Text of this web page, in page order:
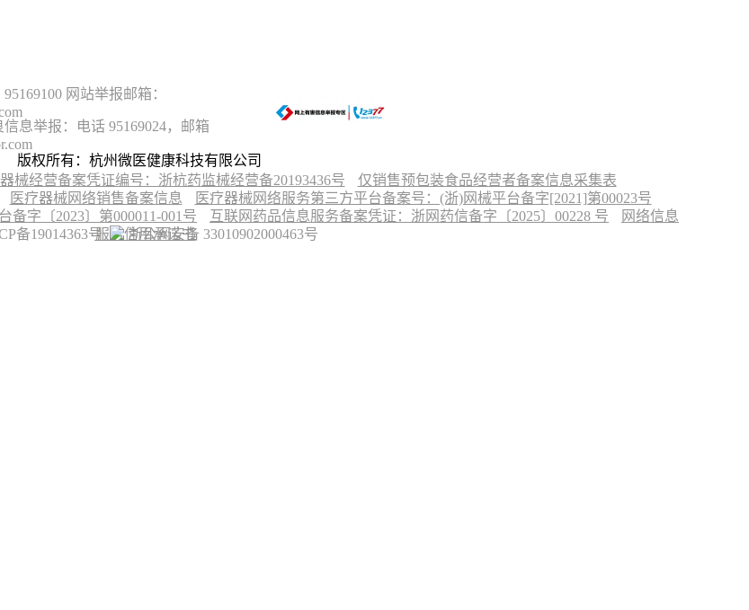
网站举报邮箱：
息举报：电话 95169024，邮箱
版权所有：杭州微医健康科技有限公司
械经营备案凭证编号：浙杭药监械经营备20193436号
仅销售预包装食品经营者备案信息采集表
医疗器械网络销售备案信息
医疗器械网络服务第三方平台备案号：(浙)网械平台备字[2021]第00023号
字〔2023〕第000011-001号
互联网药品信息服务备案凭证：浙网药信备字〔2025〕00228 号
网络信息
服务信用承诺书
备19014363号 浙公网安备 33010902000463号